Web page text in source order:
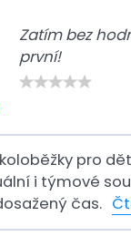
Zatím bez
první!
pro
i týmové
čas.